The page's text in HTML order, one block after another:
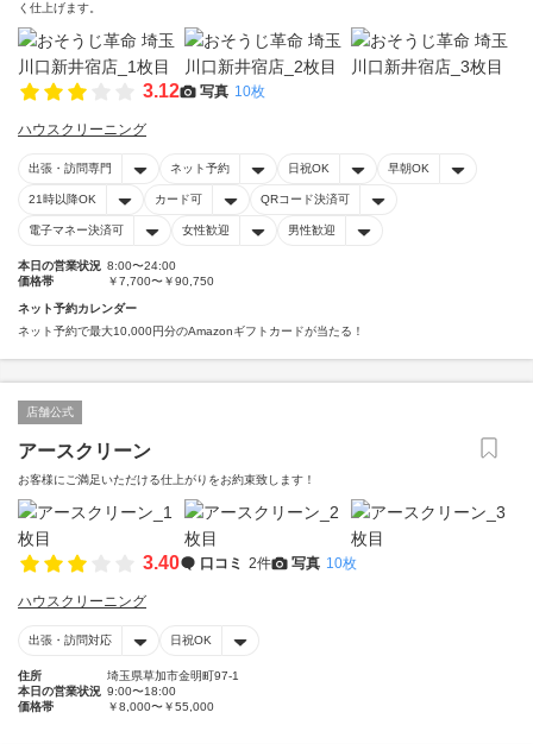
く仕上げます。
3.12 写真 10枚
ハウスクリーニング
出張・訪問専門 ネット予約 日祝OK 早朝OK
21時以降OK カード可 QRコード決済可
電子マネー決済可 女性歓迎 男性歓迎
本日の営業状況 8:00〜24:00
価格帯
￥7,700〜￥90,750
ネット予約カレンダー
ネット予約で最大10,000円分のAmazonギフトカードが当たる！
店舗公式
アースクリーン
お客様にご満足いただける仕上がりをお約束致します！
3.40 口コミ 2件 写真 10枚
ハウスクリーニング
出張・訪問対応 日祝OK
住所
埼玉県草加市金明町97-1
本日の営業状況 9:00〜18:00
価格帯
￥8,000〜￥55,000